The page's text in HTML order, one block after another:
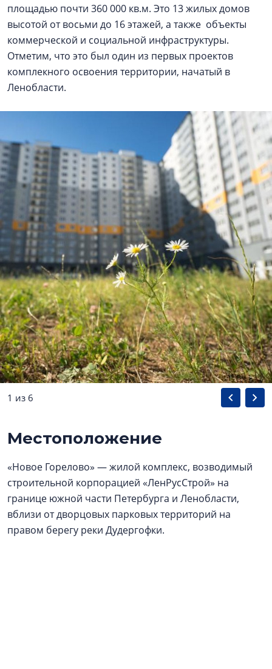
площадью почти 360 000 кв.м. Это 13 жилых домов
высотой от восьми до 16 этажей, а также объекты
коммерческой и социальной инфраструктуры.
Отметим, что это был один из первых проектов
комплекного освоения территории, начатый в
Ленобласти.
1 из 6
Местоположение
«Новое Горелово» — жилой комплекс, возводимый
строительной корпорацией «ЛенРусСтрой» на
границе южной части Петербурга и Ленобласти,
вблизи от дворцовых парковых территорий на
правом берегу реки Дудергофки.